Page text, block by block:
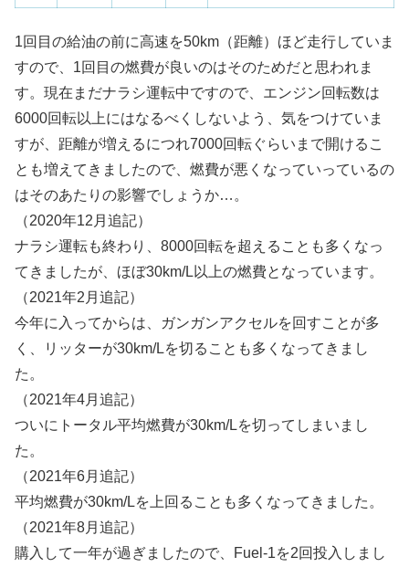
1回目の給油の前に高速を50km（距離）ほど走行していま
すので、1回目の燃費が良いのはそのためだと思われま
す。現在まだナラシ運転中ですので、エンジン回転数は
6000回転以上にはなるべくしないよう、気をつけていま
すが、距離が増えるにつれ7000回転ぐらいまで開けるこ
とも増えてきましたので、燃費が悪くなっていっているの
はそのあたりの影響でしょうか…。
（2020年12月追記）
ナラシ運転も終わり、8000回転を超えることも多くなっ
てきましたが、ほぼ30km/L以上の燃費となっています。
（2021年2月追記）
今年に入ってからは、ガンガンアクセルを回すことが多
く、リッターが30km/Lを切ることも多くなってきまし
た。
（2021年4月追記）
ついにトータル平均燃費が30km/Lを切ってしまいまし
た。
（2021年6月追記）
平均燃費が30km/Lを上回ることも多くなってきました。
（2021年8月追記）
購入して一年が過ぎましたので、Fuel-1を2回投入しまし